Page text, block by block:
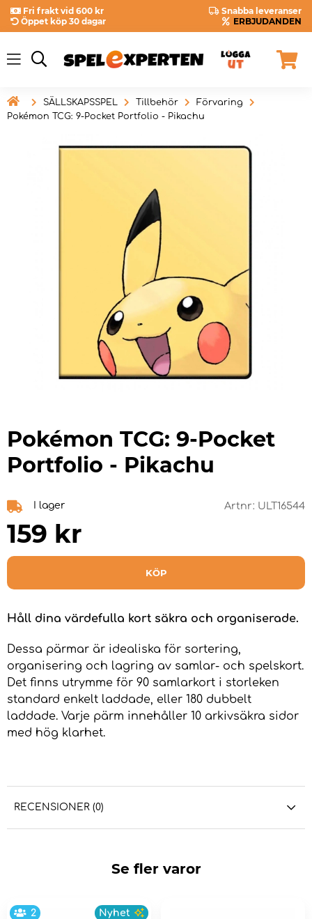
Fri frakt vid 600 kr
Snabba leveranser
Öppet köp 30 dagar
ERBJUDANDEN
 SÄLLSKAPSSPEL Tillbehör
Förvaring
Pokémon TCG: 9-Pocket Portfolio - Pikachu
Pokémon TCG: 9-Pocket
Portfolio - Pikachu
I lager Artnr: ULT16544
159 kr
KÖP
Håll dina värdefulla kort säkra och organiserade.
Dessa pärmar är idealiska för sortering,
organisering och lagring av samlar- och spelskort.
Det finns utrymme för 90 samlarkort i storleken
standard enkelt laddade, eller 180 dubbelt
laddade. Varje pärm innehåller 10 arkivsäkra sidor
med hög klarhet.
RECENSIONER (0)
Se fler varor
2 Nyhet